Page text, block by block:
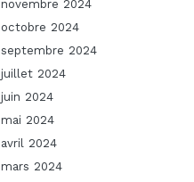
novembre 2024
octobre 2024
septembre 2024
juillet 2024
juin 2024
mai 2024
avril 2024
mars 2024